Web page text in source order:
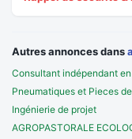
Autres annonces dans
Consultant indépendant
Pneumatiques et Pieces
Ingénierie de projet
AGROPASTORALE